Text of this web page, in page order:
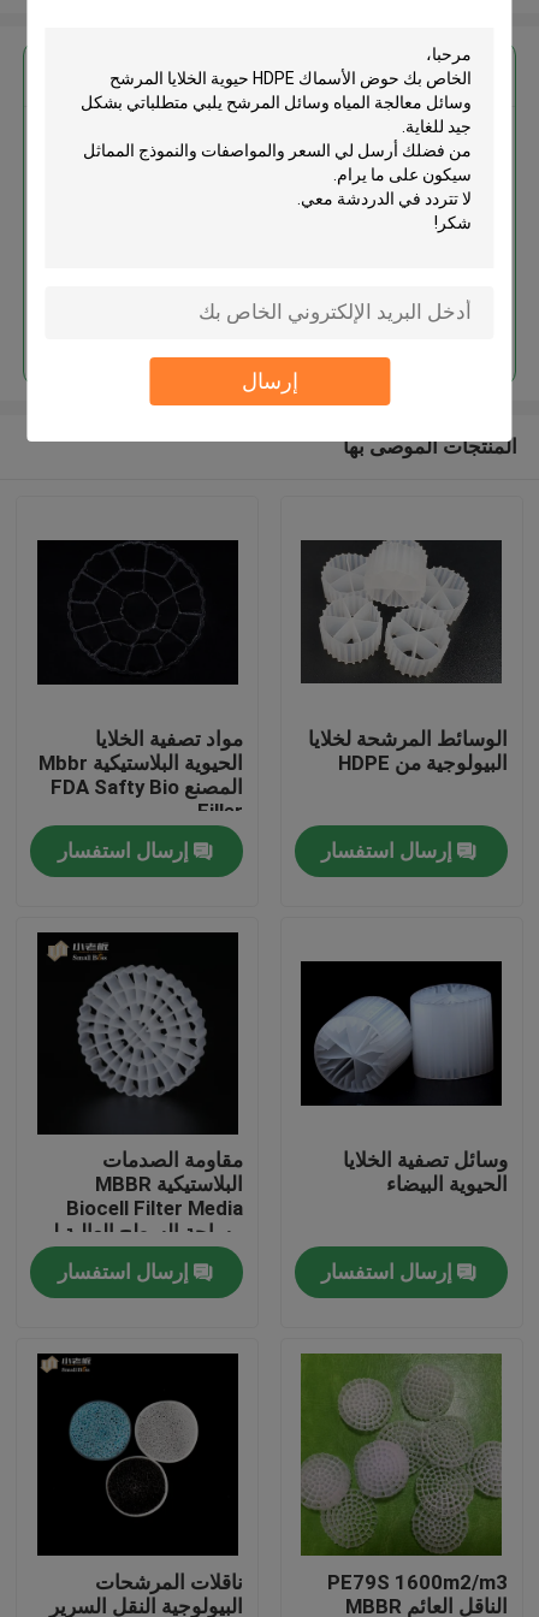
إرسال
منتجات
معلومات عنا
جولة في المعمل
اتصل بنا
مدونة
اطلب اقتباس
الوسائط المرشحة MBBR
MBBR بيو ميديا
احصل على افضل سعر ل
حوض الأسماك HDPE حيوية الخلايا
المرشح وسائل معالجة المياه وسائل
المرشح
استمر
المنتجات الموصى بها
الوسائط المرشحة لخلايا
البيولوجية من HDPE
إرسال استفسار
مواد تصفية الخلايا
الحيوية البلاستيكية Mbbr
المصنع FDA Safty Bio
Filler
إرسال استفسار
وسائل تصفية الخلايا
الحيوية البيضاء
إرسال استفسار
مقاومة الصدمات
البلاستيكية MBBR
Biocell Filter Media
مساحة السطح العالية لـ
RAS
إرسال استفسار
PE79S 1600m2/m3
الناقل العائم MBBR
ناقلات المرشحات
البيولوجية النقل السرير